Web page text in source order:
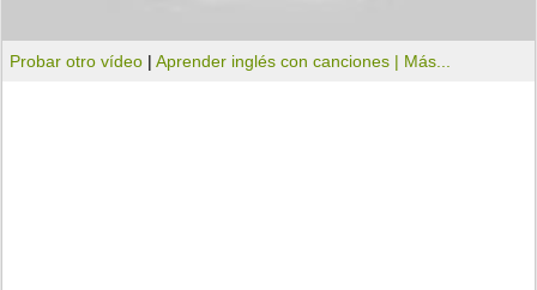
Probar otro vídeo |Aprender inglés con canciones | Más...